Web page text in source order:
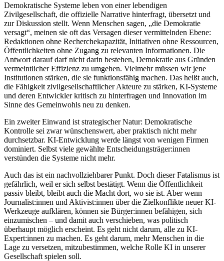
Demokratische Systeme leben von einer lebendigen
Zivilgesellschaft, die offizielle Narrative hinterfragt, übersetzt und
zur Diskussion stellt. Wenn Menschen sagen, „die Demokratie
versagt“, meinen sie oft das Versagen dieser vermittelnden Ebene:
Redaktionen ohne Recherchekapazität, Initiativen ohne Ressourcen,
Öffentlichkeiten ohne Zugang zu relevanten Informationen. Die
Antwort darauf darf nicht darin bestehen, Demokratie aus Gründen
vermeintlicher Effizienz zu umgehen. Vielmehr müssen wir jene
Institutionen stärken, die sie funktionsfähig machen. Das heißt auch,
die Fähigkeit zivilgesellschaftlicher Akteure zu stärken, KI-Systeme
und deren Entwickler kritisch zu hinterfragen und Innovation im
Sinne des Gemeinwohls neu zu denken.
Ein zweiter Einwand ist strategischer Natur: Demokratische
Kontrolle sei zwar wünschenswert, aber praktisch nicht mehr
durchsetzbar. KI-Entwicklung werde längst von wenigen Firmen
dominiert. Selbst viele gewählte Entscheidungsträger:innen
verstünden die Systeme nicht mehr.
Auch das ist ein nachvollziehbarer Punkt. Doch dieser Fatalismus ist
gefährlich, weil er sich selbst bestätigt. Wenn die Öffentlichkeit
passiv bleibt, bleibt auch die Macht dort, wo sie ist. Aber wenn
Journalist:innen und Aktivist:innen über die Zielkonflikte neuer KI-
Werkzeuge aufklären, können sie Bürger:innen befähigen, sich
einzumischen – und damit auch verschieben, was politisch
überhaupt möglich erscheint. Es geht nicht darum, alle zu KI-
Expert:innen zu machen. Es geht darum, mehr Menschen in die
Lage zu versetzen, mitzubestimmen, welche Rolle KI in unserer
Gesellschaft spielen soll.